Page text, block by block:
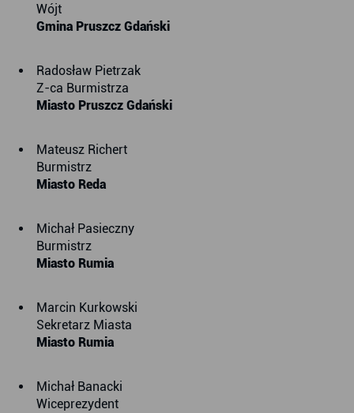
Wójt
Gmina Pruszcz Gdański
Radosław Pietrzak
Z-ca Burmistrza
Miasto Pruszcz Gdański
Mateusz Richert
Burmistrz
Miasto Reda
Michał Pasieczny
Burmistrz
Miasto Rumia
Marcin Kurkowski
Sekretarz Miasta
Miasto Rumia
Michał Banacki
Wiceprezydent